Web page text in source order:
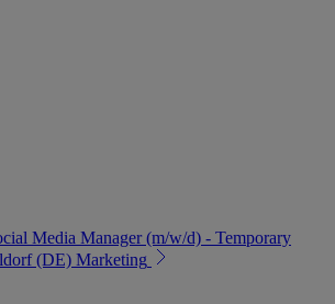
Media Manager (m/w/d) - Temporary
(DE) Marketing